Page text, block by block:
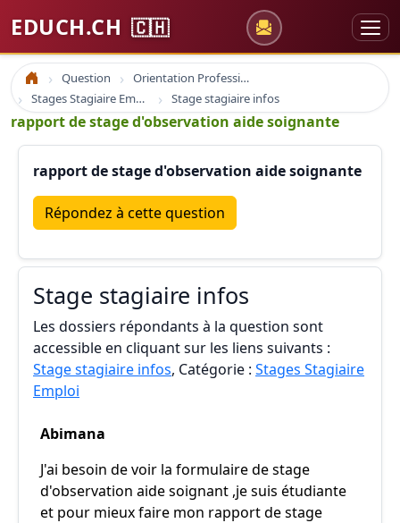
EDUCH.CH 🇨🇭
Accueil Question
Orientation Professionnelle
Stages Stagiaire Emploi
Stage stagiaire infos
rapport de stage d'observation aide soignante
rapport de stage d'observation aide soignante
Répondez à cette question
Stage stagiaire infos
Les dossiers répondants à la question sont
accessible en cliquant sur les liens suivants :
Stage stagiaire infos, Catégorie : Stages Stagiaire
Emploi
Abimana
J'ai besoin de voir la formulaire de stage
d'observation aide soignant ,je suis étudiante
et pour mieux faire mon rapport de stage